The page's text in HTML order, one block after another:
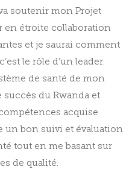
soutenir mon Projet
en étroite collaboration
et je saurai comment
le rôle d’un leader.
de santé de mon
succès du Rwanda et
acquise
un bon suivi et évaluation
tout en me basant sur
de qualité.